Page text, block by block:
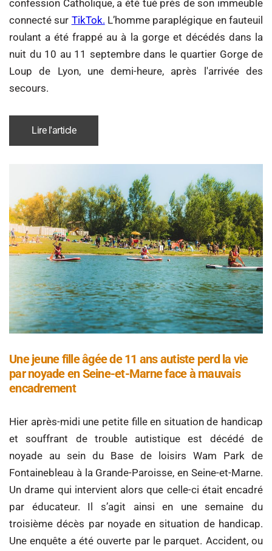
confession Catholique, a été tué près de son immeuble
connecté sur TikTok. L’homme paraplégique en fauteuil
roulant a été frappé au à la gorge et décédés dans la
nuit du 10 au 11 septembre dans le quartier Gorge de
Loup de Lyon, une demi-heure, après l'arrivée des
secours.
Lire l'article
Une jeune fille âgée de 11 ans autiste perd la vie
par noyade en Seine-et-Marne face à mauvais
encadrement
Hier après-midi une petite fille en situation de handicap
et souffrant de trouble autistique est décédé de
noyade au sein du Base de loisirs Wam Park de
Fontainebleau à la Grande-Paroisse, en Seine-et-Marne.
Un drame qui intervient alors que celle-ci était encadré
par éducateur. Il s’agit ainsi en une semaine du
troisième décès par noyade en situation de handicap.
Une enquête a été ouverte par le parquet. Accident, ou